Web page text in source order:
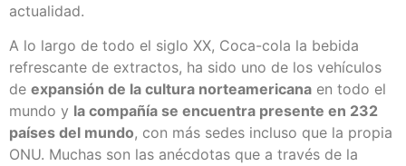
actualidad.
A lo largo de todo el siglo XX, Coca-cola la bebida
refrescante de extractos, ha sido uno de los vehículos
de expansión de la cultura norteamericana en todo el
mundo y la compañía se encuentra presente en 232
países del mundo, con más sedes incluso que la propia
ONU. Muchas son las anécdotas que a través de la